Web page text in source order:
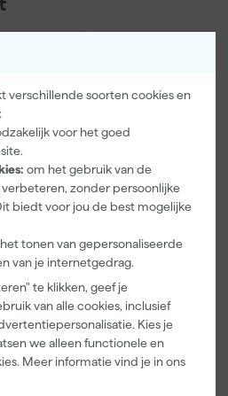
verschillende soorten cookies en
voor het goed
om het gebruik van de
zonder persoonlijke
biedt voor jou de best mogelijke
tonen van gepersonaliseerde
van je internetgedrag.
te klikken, geef je
van alle cookies, inclusief
Kies je
we alleen functionele en
Meer informatie vind je in ons
27
Tape -
x 20m
30 dgn 10,39
DXIR1HMMA2
Lichtgewicht
Halfgelaatsma
sker met
A2P3 filters -
Maat M
bezorgd
65 ,86